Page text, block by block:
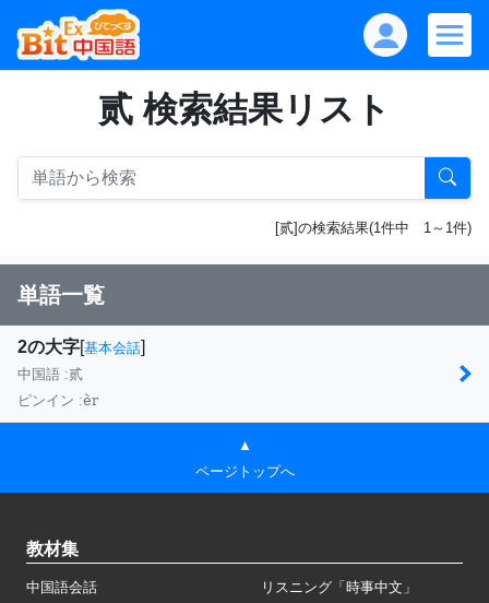
贰 検索結果リスト
[贰]の検索結果(1件中 1～1件)
単語一覧
2の大字[基本会話]
中国語 :贰
ピンイン :èr
▲
ページトップへ
教材集
中国語会話
リスニング「時事中文」